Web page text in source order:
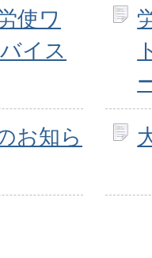
使ワ
イス
お知ら